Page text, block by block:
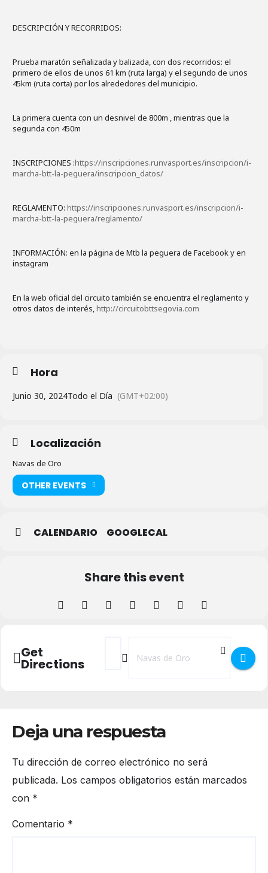
DESCRIPCIÓN Y RECORRIDOS:
Prueba maratón señalizada y balizada, con dos recorridos: el
primero de ellos de unos 61 km (ruta larga) y el segundo de unos
45km (ruta corta) por los alrededores del municipio.
La primera cuenta con un desnivel de 800m , mientras que la
segunda con 450m
INSCRIPCIONES :https://inscripciones.runvasport.es/inscripcion/i-
marcha-btt-la-peguera/inscripcion_datos/
REGLAMENTO: https://inscripciones.runvasport.es/inscripcion/i-
marcha-btt-la-peguera/reglamento/
INFORMACIÓN: en la página de Mtb la peguera de Facebook y en
instagram
En la web oficial del circuito también se encuentra el reglamento y
otros datos de interés,http://circuitobttsegovia.com
Hora
Junio 30, 2024Todo el Día (GMT+02:00)
Localización
Navas de Oro
OTHER EVENTS
CALENDARIO GOOGLECAL
Share this event
Get
Directions
Address - MTB La Peguera en Navas de
Destination Address - MTB La
Deja una respuesta
Tu dirección de correo electrónico no será
publicada. Los campos obligatorios están marcados
con *
Comentario *